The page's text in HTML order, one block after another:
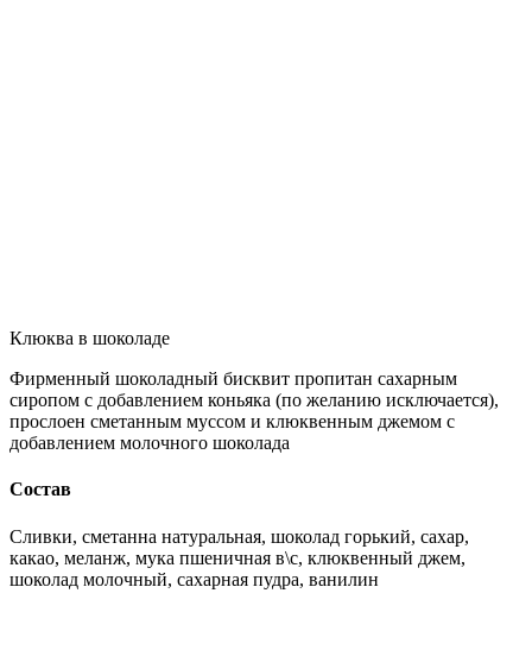
Клюква в шоколаде
Фирменный шоколадный бисквит пропитан сахарным
сиропом с добавлением коньяка (по желанию исключается),
прослоен сметанным муссом и клюквенным джемом с
добавлением молочного шоколада
Состав
Сливки, сметанна натуральная, шоколад горький, сахар,
какао, меланж, мука пшеничная в\с, клюквенный джем,
шоколад молочный, сахарная пудра, ванилин